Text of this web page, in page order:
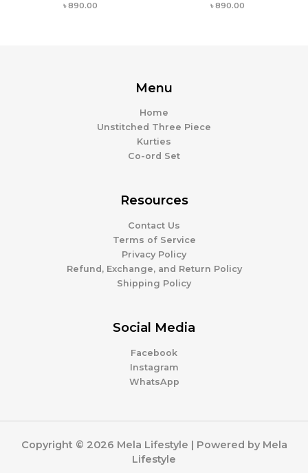
৳890.00 ৳890.00
Menu
Home
Unstitched Three Piece
Kurties
Co-ord Set
Resources
Contact Us
Terms of Service
Privacy Policy
Refund, Exchange, and Return Policy
Shipping Policy
Social Media
Facebook
Instagram
WhatsApp
Copyright © 2026 Mela Lifestyle | Powered by Mela
Lifestyle